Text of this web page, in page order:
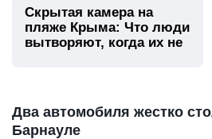
Скрытая камера на
пляже Крыма: Что люди
вытворяют, когда их не
Два автомобиля жестко
Барнауле